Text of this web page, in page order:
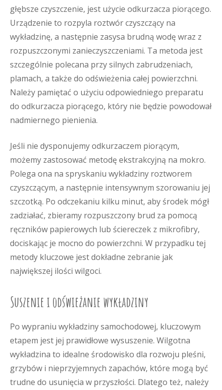
głębsze czyszczenie, jest użycie odkurzacza piorącego.
Urządzenie to rozpyla roztwór czyszczący na
wykładzinę, a następnie zasysa brudną wodę wraz z
rozpuszczonymi zanieczyszczeniami. Ta metoda jest
szczególnie polecana przy silnych zabrudzeniach,
plamach, a także do odświeżenia całej powierzchni.
Należy pamiętać o użyciu odpowiedniego preparatu
do odkurzacza piorącego, który nie będzie powodował
nadmiernego pienienia.
Jeśli nie dysponujemy odkurzaczem piorącym,
możemy zastosować metodę ekstrakcyjną na mokro.
Polega ona na spryskaniu wykładziny roztworem
czyszczącym, a następnie intensywnym szorowaniu jej
szczotką. Po odczekaniu kilku minut, aby środek mógł
zadziałać, zbieramy rozpuszczony brud za pomocą
ręczników papierowych lub ściereczek z mikrofibry,
dociskając je mocno do powierzchni. W przypadku tej
metody kluczowe jest dokładne zebranie jak
największej ilości wilgoci.
Suszenie i odświeżanie wykładziny
Po wypraniu wykładziny samochodowej, kluczowym
etapem jest jej prawidłowe wysuszenie. Wilgotna
wykładzina to idealne środowisko dla rozwoju pleśni,
grzybów i nieprzyjemnych zapachów, które mogą być
trudne do usunięcia w przyszłości. Dlatego też, należy